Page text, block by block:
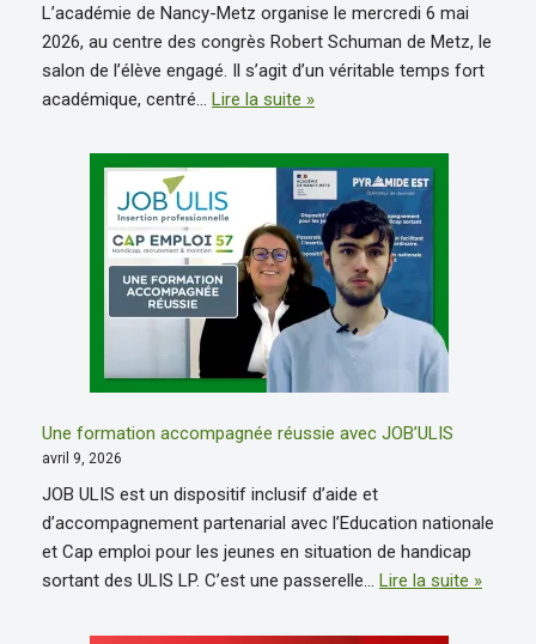
L’académie de Nancy-Metz organise le mercredi 6 mai
2026, au centre des congrès Robert Schuman de Metz, le
salon de l’élève engagé. Il s’agit d’un véritable temps fort
académique, centré… Lire la suite »
Une formation accompagnée réussie avec JOB’ULIS
avril 9, 2026
JOB ULIS est un dispositif inclusif d’aide et
d’accompagnement partenarial avec l’Education nationale
et Cap emploi pour les jeunes en situation de handicap
sortant des ULIS LP. C’est une passerelle… Lire la suite »